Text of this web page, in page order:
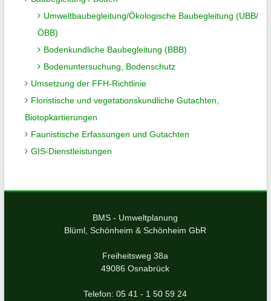
Umweltbaubegleitung/Ökologische Baubegleitung (UBB/
ÖBB)
Bodenkundliche Baubegleitung (BBB)
Bodenuntersuchung, Bodenschutz
Umsetzung der FFH-Richtlinie
Floristische und vegetationskundliche Gutachten,
Biotopkartierungen
Faunistische Erfassungen und Gutachten
GIS-Dienstleistungen
BMS - Umweltplanung
Blüml, Schönheim & Schönheim GbR
Freiheitsweg 38a
49086 Osnabrück
Telefon: 05 41 - 1 50 59 24